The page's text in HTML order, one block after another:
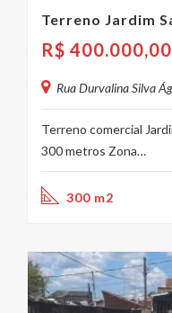
Terreno Jardim
R$ 400.000,00
Rua Durvalina Silva Águiar -
Terreno comercial
300 metros Zona…
300 m2